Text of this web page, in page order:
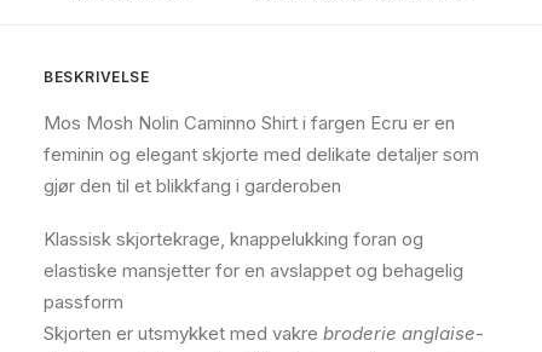
BESKRIVELSE
Mos Mosh Nolin Caminno Shirt i fargen Ecru er en
feminin og elegant skjorte med delikate detaljer som
gjør den til et blikkfang i garderoben
Klassisk skjortekrage, knappelukking foran og
elastiske mansjetter for en avslappet og behagelig
passform
Skjorten er utsmykket med vakre broderie anglaise-